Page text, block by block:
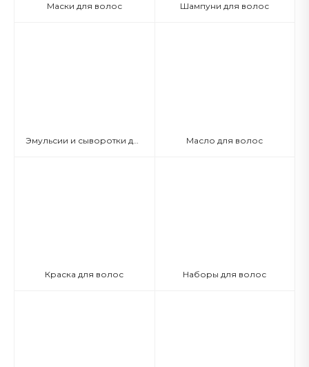
Маски для волос Шампуни для волос
Масло для волос
Краска для волос Наборы для волос